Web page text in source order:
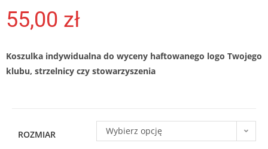
55,00 zł
Koszulka indywidualna do wyceny haftowanego logo Twojego
klubu, strzelnicy czy stowarzyszenia
ROZMIAR Wybierz opcję